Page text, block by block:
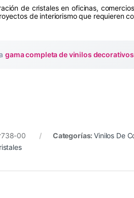
de cristales en oficinas,
de interiorismo que requieren
gama completa de vinilos
00 Categorías:Vinilos De